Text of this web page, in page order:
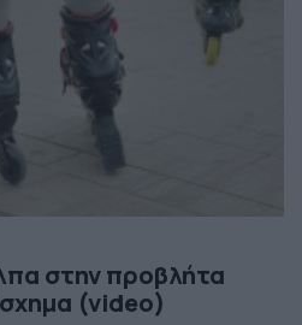
στην προβλήτα
(video)